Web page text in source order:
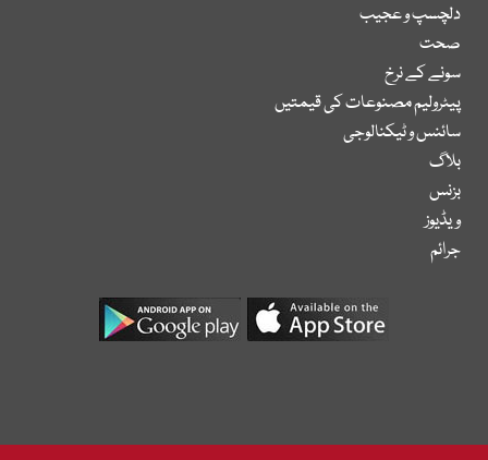
دلچسپ و عجیب
صحت
سونے کے نرخ
پیٹرولیم مصنوعات کی قیمتیں
سائنس و ٹیکنالوجی
بلاگ
بزنس
ویڈیوز
جرائم